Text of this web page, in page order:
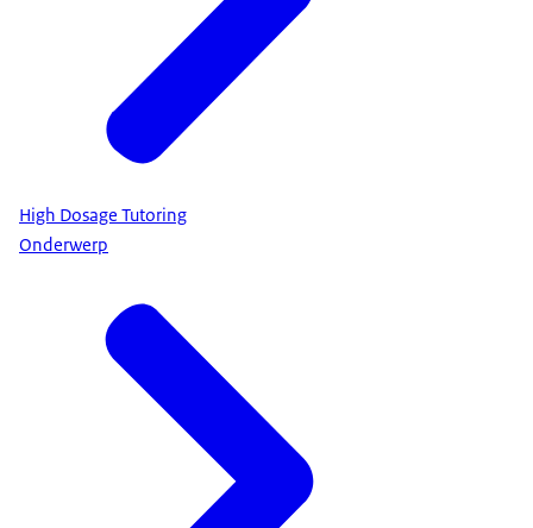
High Dosage Tutoring
Onderwerp